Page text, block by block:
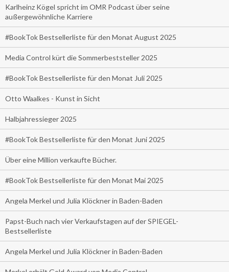
Karlheinz Kögel spricht im OMR Podcast über seine
außergewöhnliche Karriere
#BookTok Bestsellerliste für den Monat August 2025
Media Control kürt die Sommerbeststeller 2025
#BookTok Bestsellerliste für den Monat Juli 2025
Otto Waalkes - Kunst in Sicht
Halbjahressieger 2025
#BookTok Bestsellerliste für den Monat Juni 2025
Über eine Million verkaufte Bücher.
#BookTok Bestsellerliste für den Monat Mai 2025
Angela Merkel und Julia Klöckner in Baden-Baden
Papst-Buch nach vier Verkaufstagen auf der SPIEGEL-
Bestsellerliste
Angela Merkel und Julia Klöckner in Baden-Baden